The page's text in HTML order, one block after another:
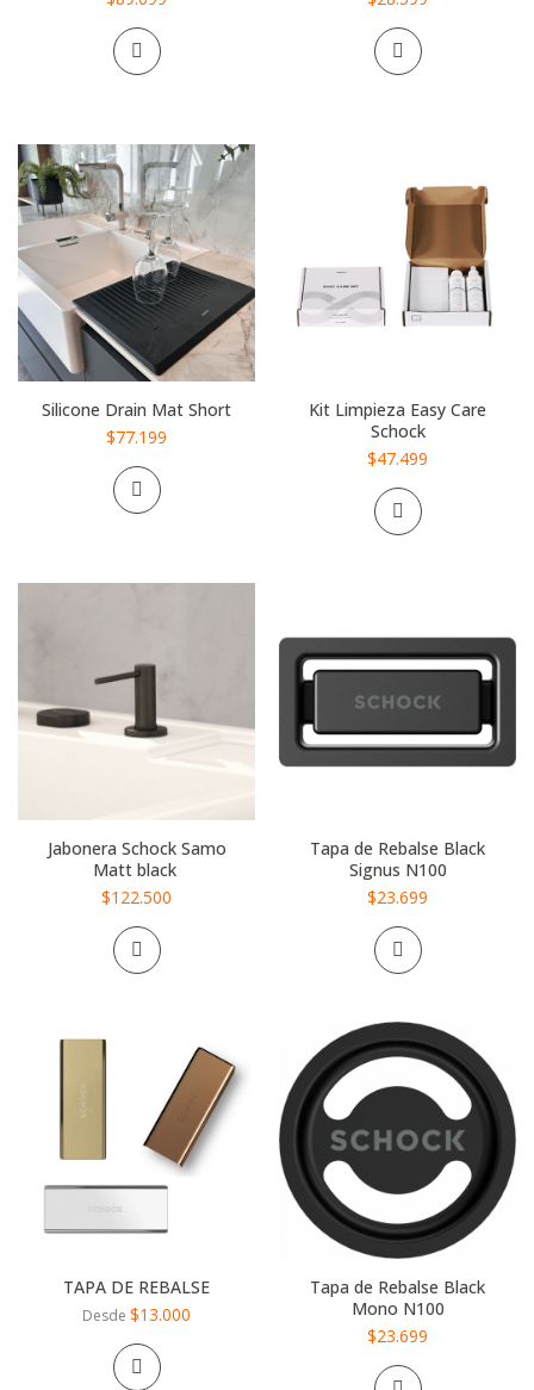
Silicone Drain Mat Short
$77.199
Kit Limpieza Easy Care
Schock
$47.499
Jabonera Schock Samo
Matt black
$122.500
Tapa de Rebalse Black
Signus N100
$23.699
TAPA DE REBALSE
Desde $13.000
Tapa de Rebalse Black
Mono N100
$23.699